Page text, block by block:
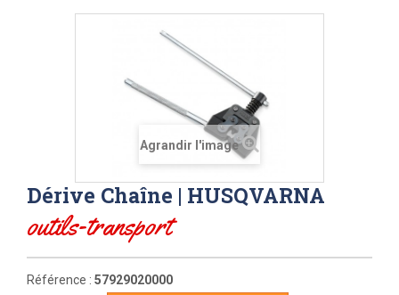
Agrandir l'image
Dérive Chaîne | HUSQVARNA
outils-transport
Référence : 57929020000